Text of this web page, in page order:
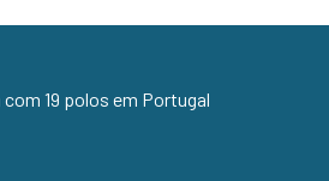
19 polos em Portugal